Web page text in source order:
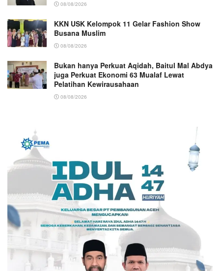
08/08/2026
KKN USK Kelompok 11 Gelar Fashion Show
Busana Muslim
08/08/2026
Bukan hanya Perkuat Aqidah, Baitul Mal Abdya
juga Perkuat Ekonomi 63 Mualaf Lewat
Pelatihan Kewirausahaan
08/08/2026